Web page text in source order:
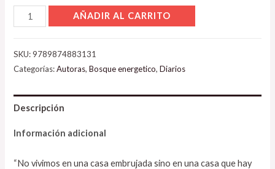
AÑADIR AL CARRITO
SKU:9789874883131
Categorías:Autoras,Bosque energetico,Diarios
Descripción
Información adicional
“No vivimos en una casa embrujada sino en una casa que hay